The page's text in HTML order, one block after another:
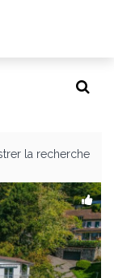
la recherche